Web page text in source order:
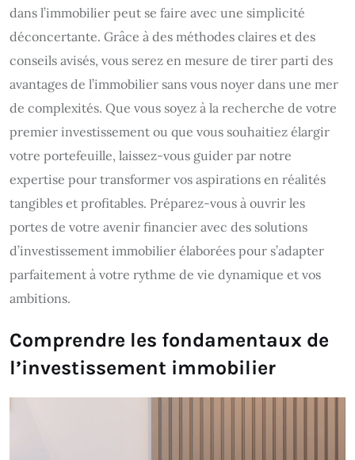
dans l’immobilier peut se faire avec une simplicité
déconcertante. Grâce à des méthodes claires et des
conseils avisés, vous serez en mesure de tirer parti des
avantages de l’immobilier sans vous noyer dans une mer
de complexités. Que vous soyez à la recherche de votre
premier investissement ou que vous souhaitiez élargir
votre portefeuille, laissez-vous guider par notre
expertise pour transformer vos aspirations en réalités
tangibles et profitables. Préparez-vous à ouvrir les
portes de votre avenir financier avec des solutions
d’investissement immobilier élaborées pour s’adapter
parfaitement à votre rythme de vie dynamique et vos
ambitions.
Comprendre les fondamentaux de
l’investissement immobilier